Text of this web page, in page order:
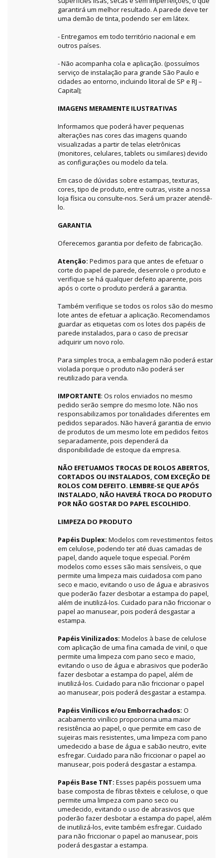
garantirá um melhor resultado. A parede deve ter
uma demão de tinta, podendo ser em látex.
- Entregamos em todo território nacional e em
outros países.
- Não acompanha cola e aplicação. (possuímos
serviço de instalação para grande São Paulo e
cidades ao entorno, incluindo litoral de SP e RJ –
Capital);
IMAGENS MERAMENTE ILUSTRATIVAS
Informamos que poderá haver pequenas
alterações nas cores das imagens quando
visualizadas a partir de telas eletrônicas
(monitores, celulares, tablets ou similares) devido
as configurações ou modelo da tela.
Em caso de dúvidas sobre estampas, texturas,
cores, tipo de produto, entre outras, visite a nossa
loja física ou consulte-nos. Será um prazer atendê-
lo.
GARANTIA
Oferecemos garantia por defeito de fabricação.
Atenção: Pedimos para que antes de efetuar o
corte do papel de parede, desenrole o produto e
verifique se há qualquer defeito aparente, pois
após o corte o produto perderá a garantia.
Também verifique se todos os rolos são do mesmo
lote antes de efetuar a aplicação. Recomendamos
guardar as etiquetas com os lotes dos papéis de
parede instalados, para o caso de precisar
adquirir um novo rolo.
Para simples troca, a embalagem não poderá estar
violada porque o produto não poderá ser
reutilizado para venda.
IMPORTANTE: Os rolos enviados no mesmo
pedido serão sempre do mesmo lote. Não nos
responsabilizamos por tonalidades diferentes em
pedidos separados. Não haverá garantia de envio
de produtos de um mesmo lote em pedidos feitos
separadamente, pois dependerá da
disponibilidade de estoque da empresa.
NÃO EFETUAMOS TROCAS DE ROLOS ABERTOS,
CORTADOS OU INSTALADOS, COM EXCEÇÃO DE
ROLOS COM DEFEITO. LEMBRE-SE QUE APÓS
INSTALADO, NÃO HAVERÁ TROCA DO PRODUTO
POR NÃO GOSTAR DO PAPEL ESCOLHIDO.
LIMPEZA DO PRODUTO
Papéis Duplex: Modelos com revestimentos feitos
em celulose, podendo ter até duas camadas de
papel, dando aquele toque especial. Porém
modelos como esses são mais sensíveis, o que
permite uma limpeza mais cuidadosa com pano
seco e macio, evitando o uso de água e abrasivos
que poderão fazer desbotar a estampa do papel,
além de inutilizá-los. Cuidado para não friccionar o
papel ao manusear, pois poderá desgastar a
estampa.
Papéis Vinilizados: Modelos à base de celulose
com aplicação de uma fina camada de vinil, o que
permite uma limpeza com pano seco e macio,
evitando o uso de água e abrasivos que poderão
fazer desbotar a estampa do papel, além de
inutilizá-los. Cuidado para não friccionar o papel
ao manusear, pois poderá desgastar a estampa.
Papéis Vinílicos e/ou Emborrachados: O
acabamento vinílico proporciona uma maior
resistência ao papel, o que permite em caso de
sujeiras mais resistentes, uma limpeza com pano
umedecido a base de água e sabão neutro, evite
esfregar. Cuidado para não friccionar o papel ao
manusear, pois poderá desgastar a estampa.
Papéis Base TNT: Esses papéis possuem uma
base composta de fibras têxteis e celulose, o que
permite uma limpeza com pano seco ou
umedecido, evitando o uso de abrasivos que
poderão fazer desbotar a estampa do papel, além
de inutilizá-los, evite também esfregar. Cuidado
para não friccionar o papel ao manusear, pois
poderá desgastar a estampa.